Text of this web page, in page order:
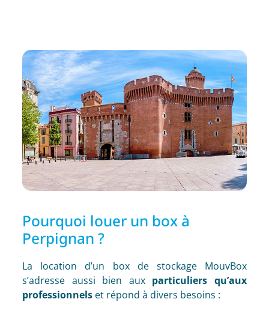
Pourquoi louer un box à
Perpignan ?
La location d’un box de stockage MouvBox
s’adresse aussi bien aux particuliers qu’aux
professionnels et répond à divers besoins :